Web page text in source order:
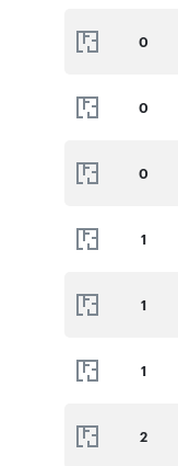
0
0
0
1
1
1
2